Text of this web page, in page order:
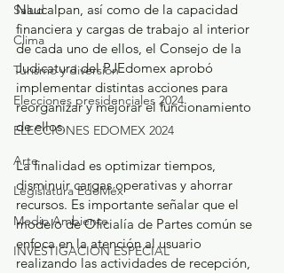
Salud
Clima
Turismo y diversión
Elecciones presidenciales 2024
ELECCIONES EDOMEX 2024
Arte
Legislatura EdoMéx
Medio Ambiente
INVESTIGACIÓN ESPECIAL
Naucalpan, así como de la capacidad
financiera y cargas de trabajo al interior
de cada uno de ellos, el Consejo de la
Judicatura del PJEdomex aprobó
implementar distintas acciones para
reorganizar y mejorar el funcionamiento
de ellos.
La finalidad es optimizar tiempos,
disminuir cargas operativas y ahorrar
recursos. Es importante señalar que el
modelo de Oficialía de Partes común se
enfoca en la atención al usuario
realizando las actividades de recepción,